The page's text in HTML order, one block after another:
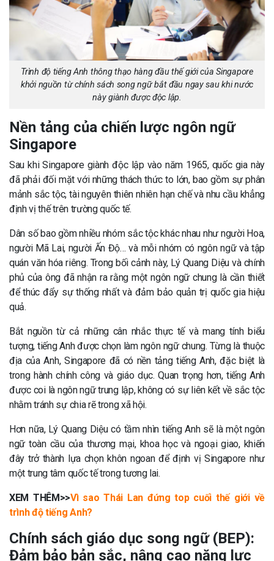
Trình độ tiếng Anh thông thạo hàng đầu thế giới của Singapore
khởi nguồn từ chính sách song ngữ bắt đầu ngay sau khi nước
này giành được độc lập.
Nền tảng của chiến lược ngôn ngữ
Singapore
Sau khi Singapore giành độc lập vào năm 1965, quốc gia này
đã phải đối mặt với những thách thức to lớn, bao gồm sự phân
mảnh sắc tộc, tài nguyên thiên nhiên hạn chế và nhu cầu khẳng
định vị thế trên trường quốc tế.
Dân số bao gồm nhiều nhóm sắc tộc khác nhau như người Hoa,
người Mã Lai, người Ấn Độ… và mỗi nhóm có ngôn ngữ và tập
quán văn hóa riêng. Trong bối cảnh này, Lý Quang Diệu và chính
phủ của ông đã nhận ra rằng một ngôn ngữ chung là cần thiết
để thúc đẩy sự thống nhất và đảm bảo quản trị quốc gia hiệu
quả.
Bắt nguồn từ cả những cân nhắc thực tế và mang tính biểu
tượng, tiếng Anh được chọn làm ngôn ngữ chung. Từng là thuộc
địa của Anh, Singapore đã có nền tảng tiếng Anh, đặc biệt là
trong hành chính công và giáo dục. Quan trọng hơn, tiếng Anh
được coi là ngôn ngữ trung lập, không có sự liên kết về sắc tộc
nhằm tránh sự chia rẽ trong xã hội.
Hơn nữa, Lý Quang Diệu có tầm nhìn tiếng Anh sẽ là một ngôn
ngữ toàn cầu của thương mại, khoa học và ngoại giao, khiến
đây trở thành lựa chọn khôn ngoan để định vị Singapore như
một trung tâm quốc tế trong tương lai.
XEM THÊM>>Vì sao Thái Lan đứng top cuối thế giới về
trình độ tiếng Anh?
Chính sách giáo dục song ngữ (BEP):
Đảm bảo bản sắc, nâng cao năng lực